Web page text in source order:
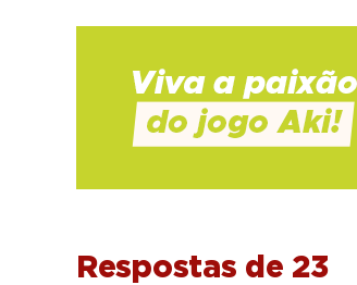
Respostas de 23